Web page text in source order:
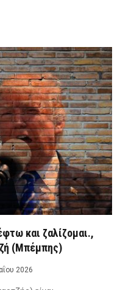
και ζαλίζομαι.,
(Μπέμπης)
2026